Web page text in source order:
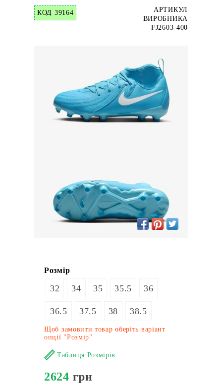
КОД 39164
АРТИКУЛ
ВИРОБНИКА
FJ2603-400
Розмір
32 34 35 35.5 36
36.5 37.5 38 38.5
Щоб замовити товар оберіть варіант
опції "Розмір"
Таблиця Розмірів
2624 грн